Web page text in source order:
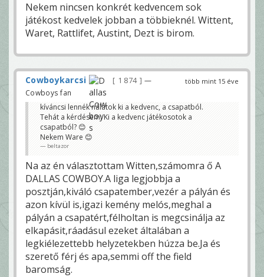
Nekem nincsen konkrét kedvencem sok
játékost kedvelek jobban a többieknél. Wittent,
Waret, Rattlifet, Austint, Dezt is birom.
több mint 15 éve
Cowboykarcsi 1 874
—
Cowboys fan
kíváncsi lennék nálatok ki a kedvenc, a csapatból.
Tehát a kérdésem: Ki a kedvenc játékosotok a
csapatból? 😊
Nekem Ware 😊
beltazor
Na az én választottam Witten,számomra ő A
DALLAS COWBOY.A liga legjobbja a
posztján,kiváló csapatember,vezér a pályán és
azon kívül is,igazi kemény melós,meghal a
pályán a csapatért,félholtan is megcsinálja az
elkapásit,ráadásul ezeket általában a
legkiélezettebb helyzetekben húzza be.Ja és
szerető férj és apa,semmi off the field
baromság.